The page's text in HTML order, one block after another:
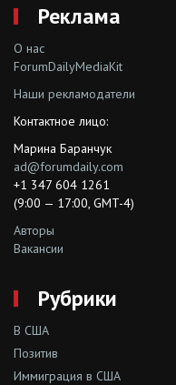
Реклама
О нас
ForumDailyMediaKit
Наши рекламодатели
Контактное лицо:
Марина Баранчук
ad@forumdaily.com
+1 347 604 1261
(9:00 — 17:00, GMT-4)
Авторы
Вакансии
Рубрики
В США
Позитив
Иммиграция в США